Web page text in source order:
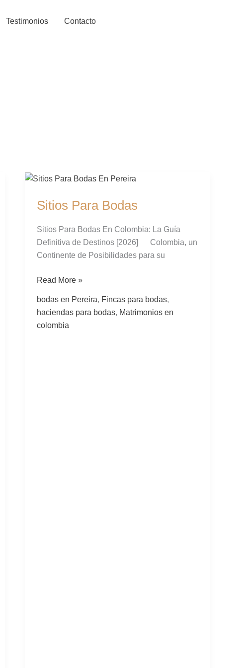
Testimonios Contacto
Sitios Para Bodas
Sitios Para Bodas En Colombia: La Guía
Definitiva de Destinos [2026] Colombia, un
Continente de Posibilidades para su
Sitios
Bodas
Read More »
bodas en Pereira, Fincas para bodas,
haciendas para bodas, Matrimonios en
colombia